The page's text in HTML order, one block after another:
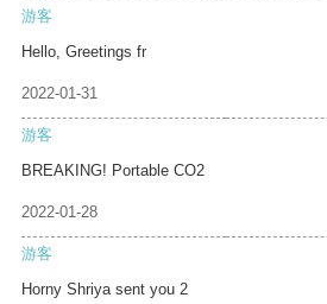
游客
Hello, Greetings fr
2022-01-31
游客
BREAKING! Portable CO2
2022-01-28
游客
Horny Shriya sent you 2